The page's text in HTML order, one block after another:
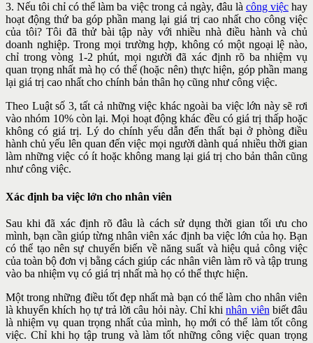
3. Nếu tôi chỉ có thể làm ba việc trong cả ngày, đâu là công việchay
hoạt động thứ ba góp phần mang lại giá trị cao nhất cho công việc
của tôi? Tôi đã thử bài tập này với nhiều nhà điều hành và chủ
doanh nghiệp. Trong mọi trường hợp, không có một ngoại lệ nào,
chỉ trong vòng 1-2 phút, mọi người đã xác định rõ ba nhiệm vụ
quan trọng nhất mà họ có thể (hoặc nên) thực hiện, góp phần mang
lại giá trị cao nhất cho chính bản thân họ cũng như công việc.
Theo Luật số 3, tất cả những việc khác ngoài ba việc lớn này sẽ rơi
vào nhóm 10% còn lại. Mọi hoạt động khác đều có giá trị thấp hoặc
không có giá trị. Lý do chính yếu dẫn đến thất bại ở phòng điều
hành chủ yếu lên quan đến việc mọi người dành quá nhiều thời gian
làm những việc có ít hoặc không mang lại giá trị cho bản thân cũng
như công việc.
Xác định ba việc lớn cho nhân viên
Sau khi đã xác định rõ đâu là cách sử dụng thời gian tối ưu cho
mình, bạn cần giúp từng nhân viên xác định ba việc lớn của họ. Bạn
có thể tạo nên sự chuyển biến về năng suất và hiệu quả công việc
của toàn bộ đơn vị bằng cách giúp các nhân viên làm rõ và tập trung
vào ba nhiệm vụ có giá trị nhất mà họ có thể thực hiện.
Một trong những điều tốt đẹp nhất mà bạn có thể làm cho nhân viên
là khuyến khích họ tự trả lời câu hỏi này. Chỉ khinhân viên biết đâu
là nhiệm vụ quan trọng nhất của mình, họ mới có thể làm tốt công
việc. Chỉ khi họ tập trung và làm tốt những công việc quan trọng